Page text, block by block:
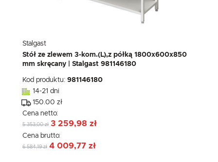
Stalgast
Stół ze zlewem 3-kom.(L),z półką 1800x600x850
mm skręcany | Stalgast 981146180
Kod produktu: 981146180
14-21 dni
150.00 zł
Cena netto:
5 353,00 zł 3 259,98 zł
Cena brutto:
6 584,19 zł 4 009,77 zł